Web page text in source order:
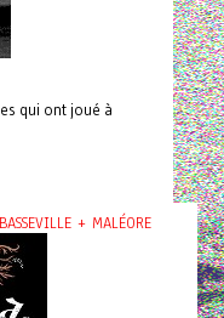
qui ont joué à
+ MALÉORE